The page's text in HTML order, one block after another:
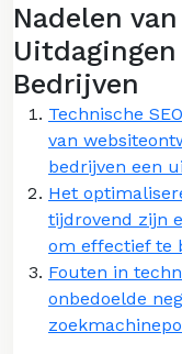
Nadelen
Uitdagingen
Bedrijven
Technische
van
bedrijven een
Het
tijdrovend zijn
om effectief te
Fouten in
onbedoelde